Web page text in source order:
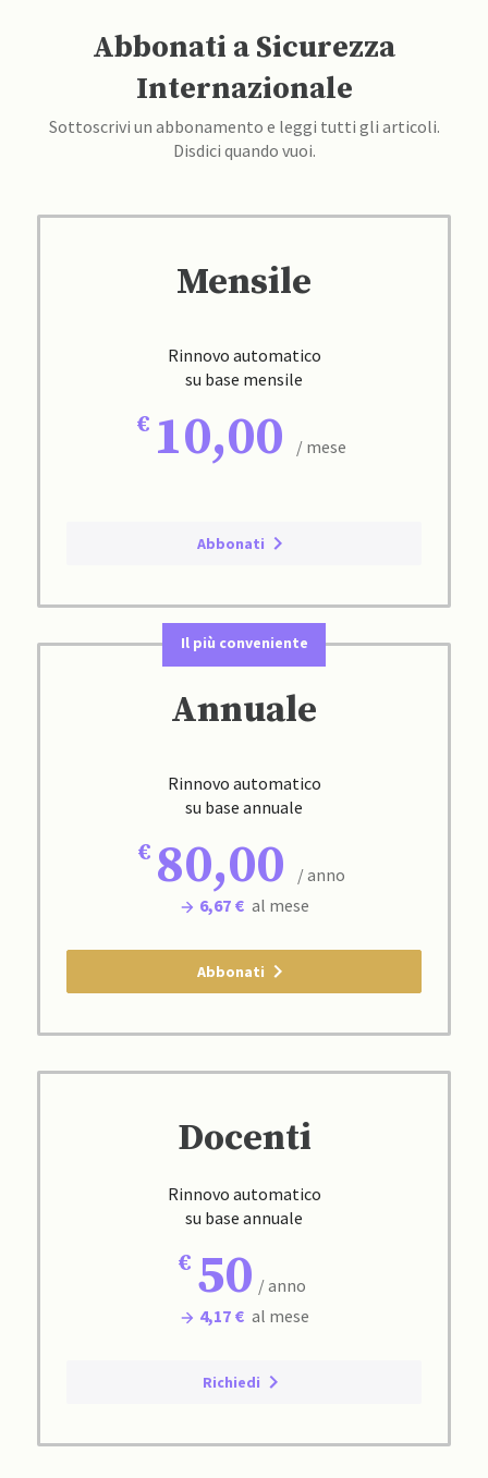
Abbonati a Sicurezza
Internazionale
Sottoscrivi un abbonamento e leggi tutti gli articoli.
Disdici quando vuoi.
Mensile
Rinnovo automatico
su base mensile
10,00 / mese
Abbonati
Il più conveniente
Annuale
Rinnovo automatico
su base annuale
80,00
/ anno
6,67 € al mese
Abbonati
Docenti
Rinnovo automatico
su base annuale
50 / anno
4,17 € al mese
Richiedi